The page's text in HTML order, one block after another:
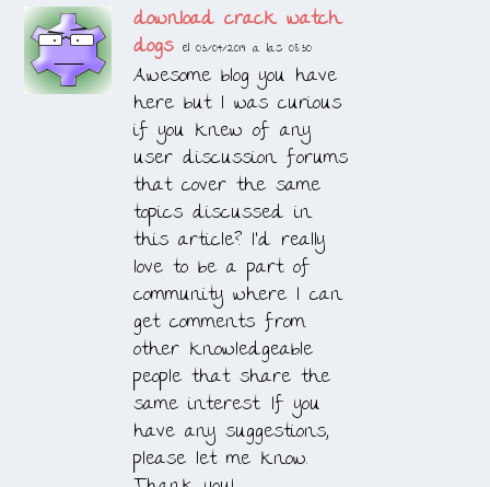
download crack watch
dogs el 03/04/2019 a las 08:30
Awesome blog you have
here but I was curious
if you knew of any
user discussion forums
that cover the same
topics discussed in
this article? I’d really
love to be a part of
community where I can
get comments from
other knowledgeable
people that share the
same interest. If you
have any suggestions,
please let me know.